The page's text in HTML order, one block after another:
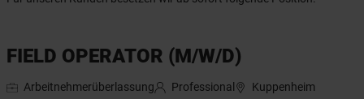
FIELD OPERATOR (M/W/D)
Arbeitnehmerüberlassung Professional Kuppenheim